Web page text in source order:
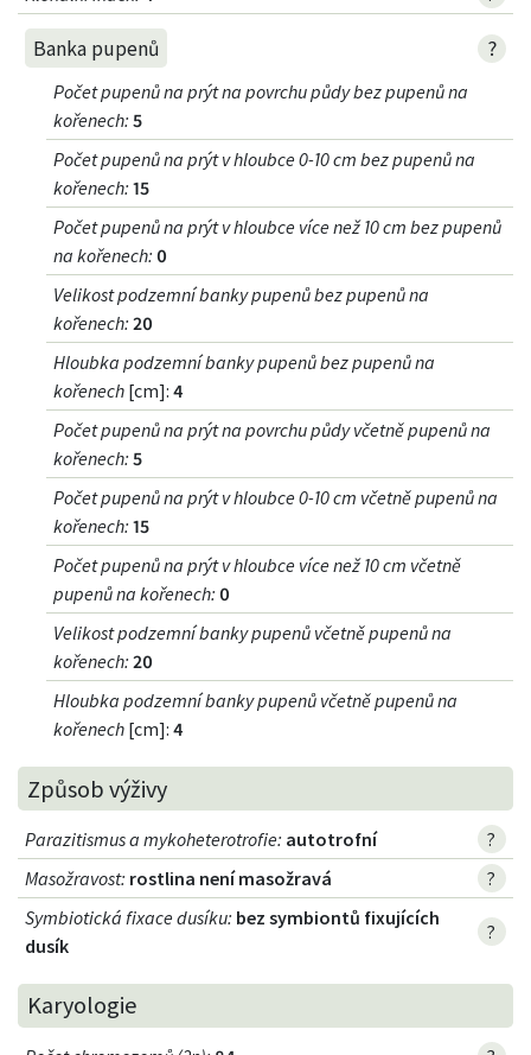
Banka pupenů ?
Počet pupenů na prýt na povrchu půdy bez pupenů na
kořenech: 5
Počet pupenů na prýt v hloubce 0-10 cm bez pupenů na
kořenech: 15
Počet pupenů na prýt v hloubce více než 10 cm bez pupenů
na kořenech: 0
Velikost podzemní banky pupenů bez pupenů na
kořenech: 20
Hloubka podzemní banky pupenů bez pupenů na
kořenech [cm]: 4
Počet pupenů na prýt na povrchu půdy včetně pupenů na
kořenech: 5
Počet pupenů na prýt v hloubce 0-10 cm včetně pupenů na
kořenech: 15
Počet pupenů na prýt v hloubce více než 10 cm včetně
pupenů na kořenech: 0
Velikost podzemní banky pupenů včetně pupenů na
kořenech: 20
Hloubka podzemní banky pupenů včetně pupenů na
kořenech [cm]: 4
Způsob výživy
Parazitismus a mykoheterotrofie: autotrofní
?
Masožravost: rostlina není masožravá
?
Symbiotická fixace dusíku: bez symbiontů fixujících
dusík
?
Karyologie